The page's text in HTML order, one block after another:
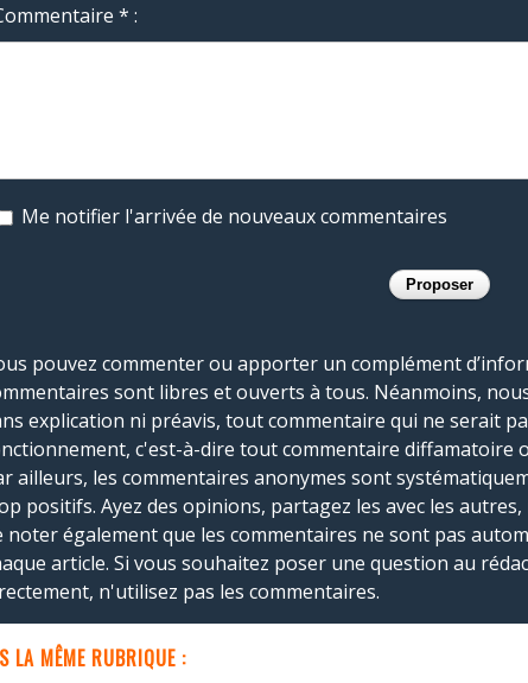
* :
Me notifier l'arrivée de nouveaux commentaires
pouvez commenter ou apporter un complément
sont libres et ouverts à tous. Néanmoins,
explication ni préavis, tout commentaire qui ne serait
c'est-à-dire tout commentaire diffamatoire
ailleurs, les commentaires anonymes sont
positifs. Ayez des opinions, partagez les avec les autres,
noter également que les commentaires ne sont pas
article. Si vous souhaitez poser une question au
n'utilisez pas les commentaires.
LA MÊME RUBRIQUE :